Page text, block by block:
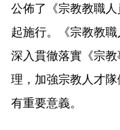
公佈了《宗教教職
起施行。《宗教教
深入貫徹落實《宗
理，加強宗教人才
有重要意義。